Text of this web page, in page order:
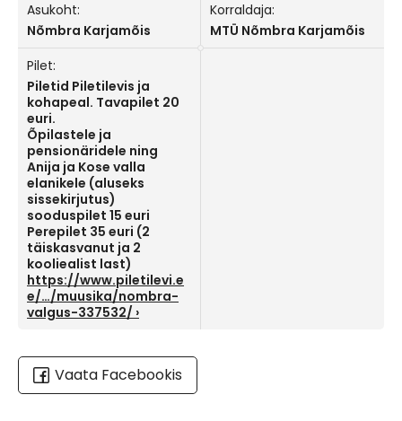
Asukoht:
Nõmbra Karjamõis
Korraldaja:
MTÜ Nõmbra Karjamõis
Pilet:
Piletid Piletilevis ja
kohapeal. Tavapilet 20
euri.
Õpilastele ja
pensionäridele ning
Anija ja Kose valla
elanikele (aluseks
sissekirjutus)
sooduspilet 15 euri
Perepilet 35 euri (2
täiskasvanut ja 2
kooliealist last)
https://www.piletilevi.e
e/…/muusika/nombra-
valgus-337532/
Vaata Facebookis